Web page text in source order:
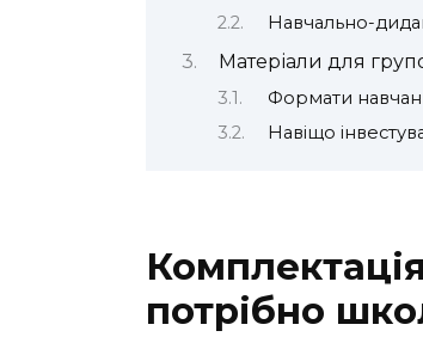
Навчально-
Матеріали для
Формати
Навіщо
потрібно